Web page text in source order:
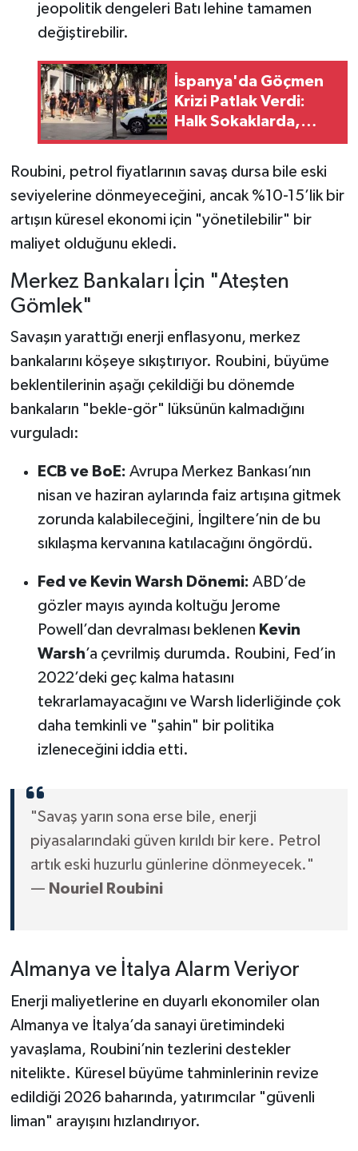
jeopolitik dengeleri Batı lehine tamamen
değiştirebilir.
İspanya'da Göçmen
Krizi Patlak Verdi:
Halk Sokaklarda,
Hedefte Pedro
Sanchez Var
Roubini, petrol fiyatlarının savaş dursa bile eski
seviyelerine dönmeyeceğini, ancak %10-15’lik bir
artışın küresel ekonomi için "yönetilebilir" bir
maliyet olduğunu ekledi.
Merkez Bankaları İçin "Ateşten
Gömlek"
Savaşın yarattığı enerji enflasyonu, merkez
bankalarını köşeye sıkıştırıyor. Roubini, büyüme
beklentilerinin aşağı çekildiği bu dönemde
bankaların "bekle-gör" lüksünün kalmadığını
vurguladı:
ECB ve BoE: Avrupa Merkez Bankası’nın
nisan ve haziran aylarında faiz artışına gitmek
zorunda kalabileceğini, İngiltere’nin de bu
sıkılaşma kervanına katılacağını öngördü.
Fed ve Kevin Warsh Dönemi: ABD’de
gözler mayıs ayında koltuğu Jerome
Powell’dan devralması beklenen Kevin
Warsh’a çevrilmiş durumda. Roubini, Fed’in
2022’deki geç kalma hatasını
tekrarlamayacağını ve Warsh liderliğinde çok
daha temkinli ve "şahin" bir politika
izleneceğini iddia etti.
"Savaş yarın sona erse bile, enerji
piyasalarındaki güven kırıldı bir kere. Petrol
artık eski huzurlu günlerine dönmeyecek."
— Nouriel Roubini
Almanya ve İtalya Alarm Veriyor
Enerji maliyetlerine en duyarlı ekonomiler olan
Almanya ve İtalya’da sanayi üretimindeki
yavaşlama, Roubini’nin tezlerini destekler
nitelikte. Küresel büyüme tahminlerinin revize
edildiği 2026 baharında, yatırımcılar "güvenli
liman" arayışını hızlandırıyor.